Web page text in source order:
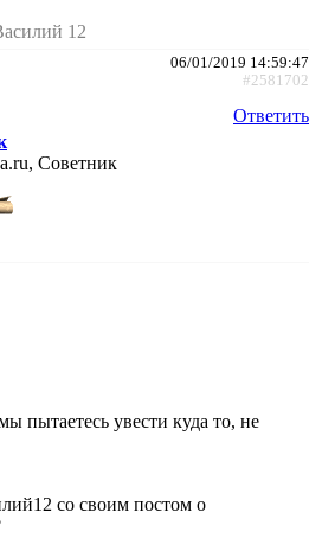
12
06/01/2019 14:59:47
#2581702
Ответить
Советник
пытаетесь увести куда то, не
со своим постом о